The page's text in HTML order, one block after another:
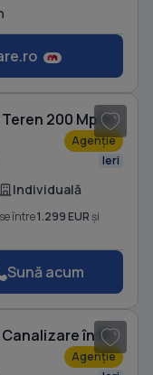
Casă individuală cu 5 camere cu Teren 200 Mp în Turda
Agenție
Ieri
Individuală
între1.299 EURși
Sună acum
Casă individuală cu 7 camere cu Canalizare în Pipera
Agenție